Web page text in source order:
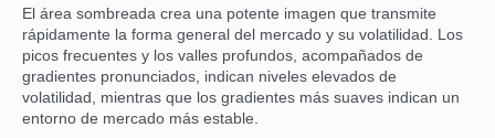
El área sombreada crea una potente imagen que transmite
rápidamente la forma general del mercado y su volatilidad. Los
picos frecuentes y los valles profundos, acompañados de
gradientes pronunciados, indican niveles elevados de
volatilidad, mientras que los gradientes más suaves indican un
entorno de mercado más estable.